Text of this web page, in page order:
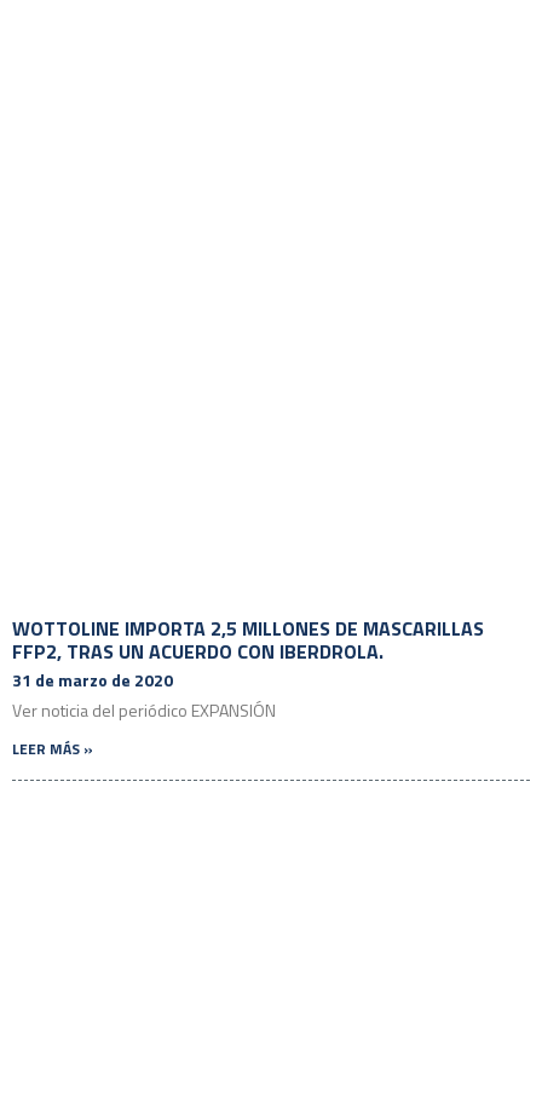
WOTTOLINE IMPORTA 2,5 MILLONES DE MASCARILLAS
FFP2, TRAS UN ACUERDO CON IBERDROLA.
31 de marzo de 2020
Ver noticia del periódico EXPANSIÓN
LEER MÁS »